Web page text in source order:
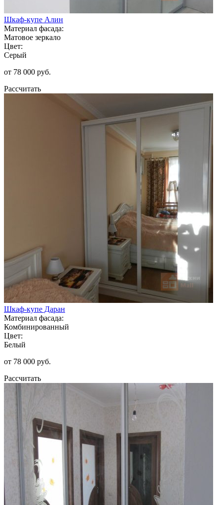
Шкаф-купе Алин
Материал фасада:
Матовое зеркало
Цвет:
Серый
от 78 000 руб.
Рассчитать
Шкаф-купе Даран
Материал фасада:
Комбинированный
Цвет:
Белый
от 78 000 руб.
Рассчитать